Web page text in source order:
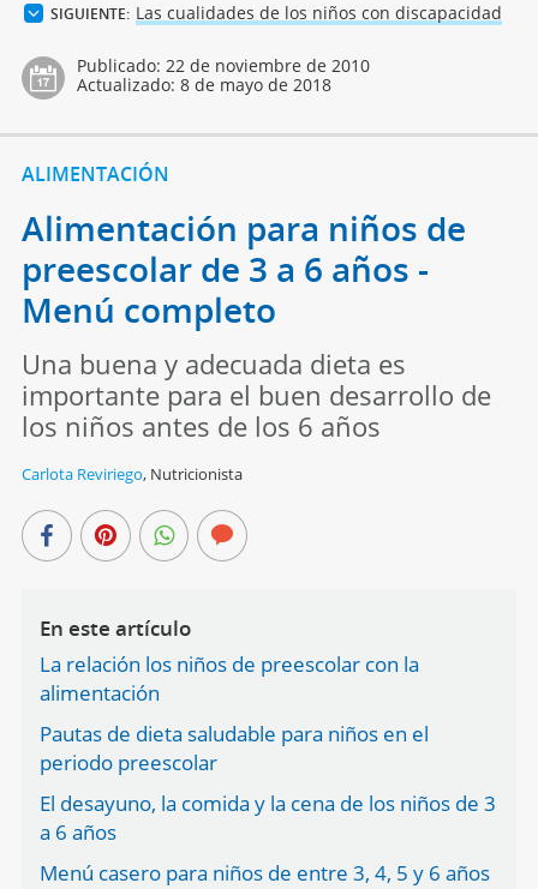
SIGUIENTE: Las cualidades de los niños con discapacidad
Publicado: 22 de noviembre de 2010
Actualizado: 8 de mayo de 2018
ALIMENTACIÓN
Alimentación para niños de
preescolar de 3 a 6 años -
Menú completo
Una buena y adecuada dieta es
importante para el buen desarrollo de
los niños antes de los 6 años
Carlota Reviriego, Nutricionista
En este artículo
La relación los niños de preescolar con la
alimentación
Pautas de dieta saludable para niños en el
periodo preescolar
El desayuno, la comida y la cena de los niños de 3
a 6 años
Menú casero para niños de entre 3, 4, 5 y 6 años